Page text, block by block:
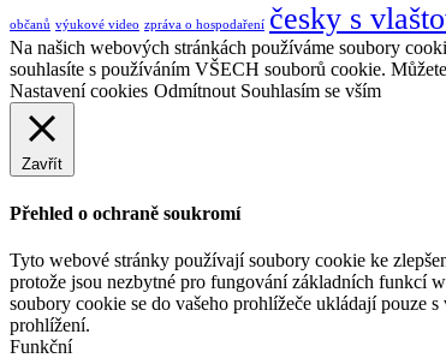
občanů výukové video zpráva o hospodaření česky s
Na našich webových stránkách používáme soubory
souhlasíte s používáním VŠECH souborů cookie.
Nastavení cookies Odmítnout Souhlasím se vším
Zavřít
Přehled o ochraně soukromí
Tyto webové stránky používají soubory cookie ke
protože jsou nezbytné pro fungování základních funkcí
soubory cookie se do vašeho prohlížeče ukládají pouze
prohlížení.
Funkční